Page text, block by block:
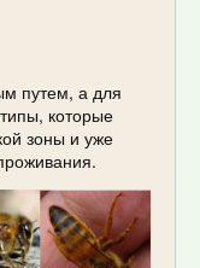
путем, а для
которые
зоны и уже